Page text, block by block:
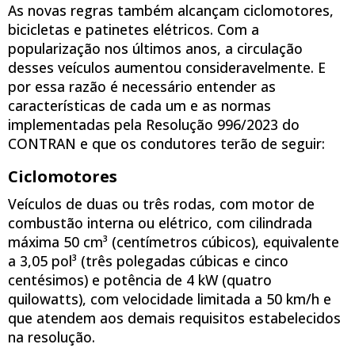
As novas regras também alcançam ciclomotores,
bicicletas e patinetes elétricos. Com a
popularização nos últimos anos, a circulação
desses veículos aumentou consideravelmente. E
por essa razão é necessário entender as
características de cada um e as normas
implementadas pela Resolução 996/2023 do
CONTRAN e que os condutores terão de seguir:
Ciclomotores
Veículos de duas ou três rodas, com motor de
combustão interna ou elétrico, com cilindrada
máxima 50 cm³ (centímetros cúbicos), equivalente
a 3,05 pol³ (três polegadas cúbicas e cinco
centésimos) e potência de 4 kW (quatro
quilowatts), com velocidade limitada a 50 km/h e
que atendem aos demais requisitos estabelecidos
na resolução.